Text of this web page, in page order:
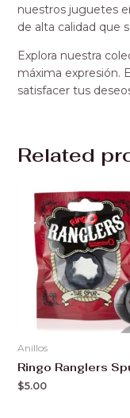
nuestros juguetes
de alta calidad que
Explora nuestra
máxima expresión.
satisfacer tus
Related
Anillos
Ringo Ranglers
$5.00